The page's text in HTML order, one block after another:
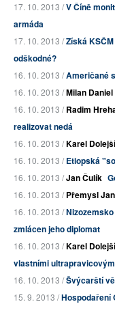
17. 10. 2013 /V Číně
armáda
17. 10. 2013 /Získá
odškodné?
16. 10. 2013 /Američané
16. 10. 2013 /Milan Daniel
16. 10. 2013 /Radim
realizovat nedá
16. 10. 2013 /Karel Dolejší
16. 10. 2013 /Etiopská
16. 10. 2013 /Jan Čulík
16. 10. 2013 /Přemysl
16. 10. 2013 /
zmlácen jeho diplomat
16. 10. 2013 /Karel Dolejší
vlastními
16. 10. 2013 /Švýcarští
15. 9. 2013 /Hospodaření